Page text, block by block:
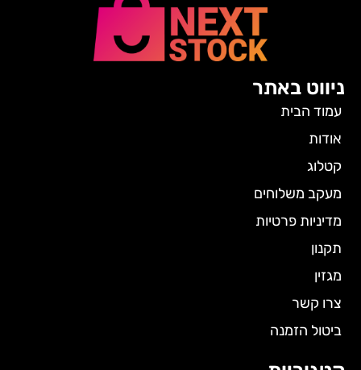
ניווט באתר
עמוד הבית
אודות
קטלוג
מעקב משלוחים
מדיניות פרטיות
תקנון
מגזין
צרו קשר
ביטול הזמנה